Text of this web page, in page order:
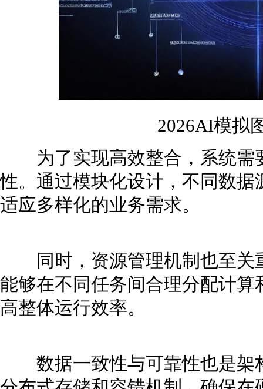
2026AI模拟
为了实现高效整合，系统需
性。通过模块化设计，不同数
适应多样化的业务需求。
同时，资源管理机制也至关
能够在不同任务间合理分配计
高整体运行效率。
数据一致性与可靠性也是架